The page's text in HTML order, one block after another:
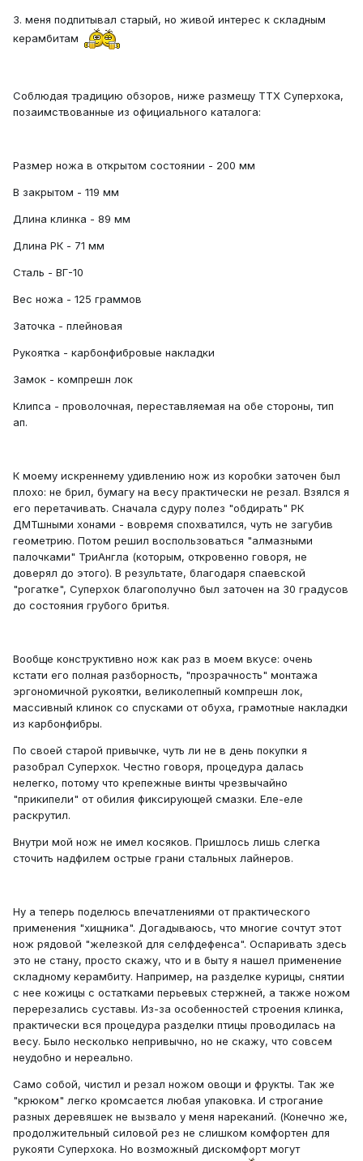
3. меня подпитывал старый, но живой интерес к складным
керамбитам
Соблюдая традицию обзоров, ниже размещу ТТХ Суперхока,
позаимствованные из официального каталога:
Размер ножа в открытом состоянии - 200 мм
В закрытом - 119 мм
Длина клинка - 89 мм
Длина РК - 71 мм
Сталь - ВГ-10
Вес ножа - 125 граммов
Заточка - плейновая
Рукоятка - карбонфибровые накладки
Замок - компрешн лок
Клипса - проволочная, переставляемая на обе стороны, тип
ап.
К моему искреннему удивлению нож из коробки заточен был
плохо: не брил, бумагу на весу практически не резал. Взялся я
его перетачивать. Сначала сдуру полез "обдирать" РК
ДМТшными хонами - вовремя спохватился, чуть не загубив
геометрию. Потом решил воспользоваться "алмазными
палочками" ТриАнгла (которым, откровенно говоря, не
доверял до этого). В результате, благодаря спаевской
"рогатке", Суперхок благополучно был заточен на 30 градусов
до состояния грубого бритья.
Вообще конструктивно нож как раз в моем вкусе: очень
кстати его полная разборность, "прозрачность" монтажа
эргономичной рукоятки, великолепный компрешн лок,
массивный клинок со спусками от обуха, грамотные накладки
из карбонфибры.
По своей старой привычке, чуть ли не в день покупки я
разобрал Суперхок. Честно говоря, процедура далась
нелегко, потому что крепежные винты чрезвычайно
"прикипели" от обилия фиксирующей смазки. Еле-еле
раскрутил.
Внутри мой нож не имел косяков. Пришлось лишь слегка
сточить надфилем острые грани стальных лайнеров.
Ну а теперь поделюсь впечатлениями от практического
применения "хищника". Догадываюсь, что многие сочтут этот
нож рядовой "железкой для селфдефенса". Оспаривать здесь
это не стану, просто скажу, что и в быту я нашел применение
складному керамбиту. Например, на разделке курицы, снятии
с нее кожицы с остатками перьевых стержней, а также ножом
перерезались суставы. Из-за особенностей строения клинка,
практически вся процедура разделки птицы проводилась на
весу. Было несколько непривычно, но не скажу, что совсем
неудобно и нереально.
Само собой, чистил и резал ножом овощи и фрукты. Так же
"крюком" легко кромсается любая упаковка. И строгание
разных деревяшек не вызвало у меня нареканий. (Конечно же,
продолжительный силовой рез не слишком комфортен для
рукояти Суперхока. Но возможный дискомфорт могут